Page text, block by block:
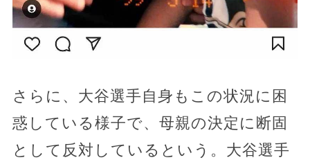
さらに、大谷選手自身もこの状況に困
惑している様子で、母親の決定に断固
として反対しているという。大谷選手